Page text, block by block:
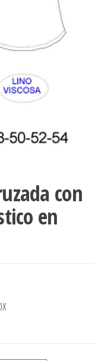
accumark ,
pdf , Moldes
Gerber ,
Digitalización
accumark,
pdf, Moldes
Accumark
Chile.
con
en